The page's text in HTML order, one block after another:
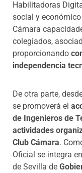
Habilitadoras
social y
Cámara
colegiados,
proporcionando
independencia
De otra parte,
se promoverá el
de Ingenieros de
actividades
Club Cámara.
Oficial se integra
de Sevilla de